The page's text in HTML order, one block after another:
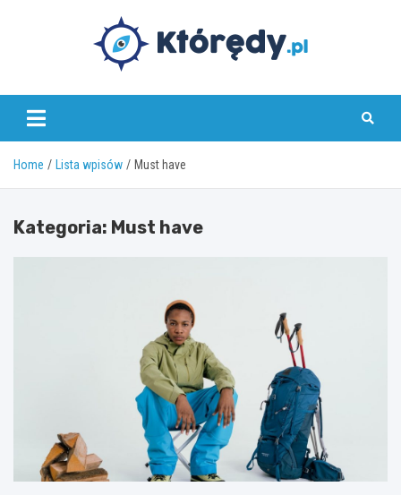
www.ktoredy.pl
Home Lista wpisów Must have
Kategoria: Must have